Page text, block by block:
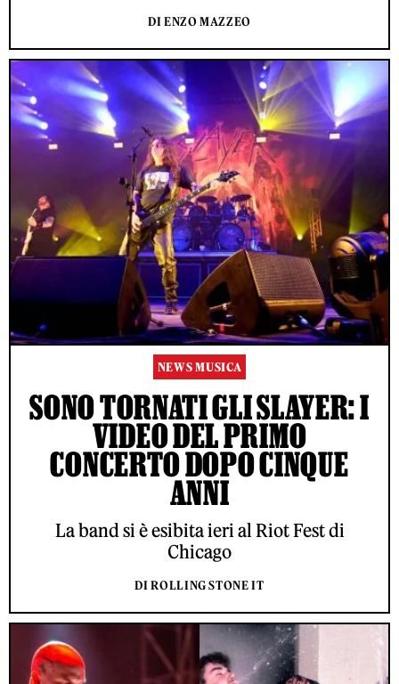
DI ENZO MAZZEO
NEWS MUSICA
SONO TORNATI GLI SLAYER: I
VIDEO DEL PRIMO
CONCERTO DOPO CINQUE
ANNI
La band si è esibita ieri al Riot Fest di
Chicago
DI ROLLING STONE IT